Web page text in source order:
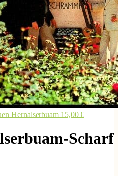
Hernalserbuam 15,00 €
Scharf